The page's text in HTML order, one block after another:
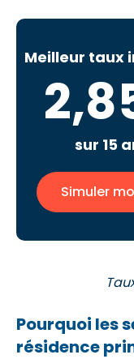
Meilleur taux
sur 15
Simuler
Pourquoi les
résidence